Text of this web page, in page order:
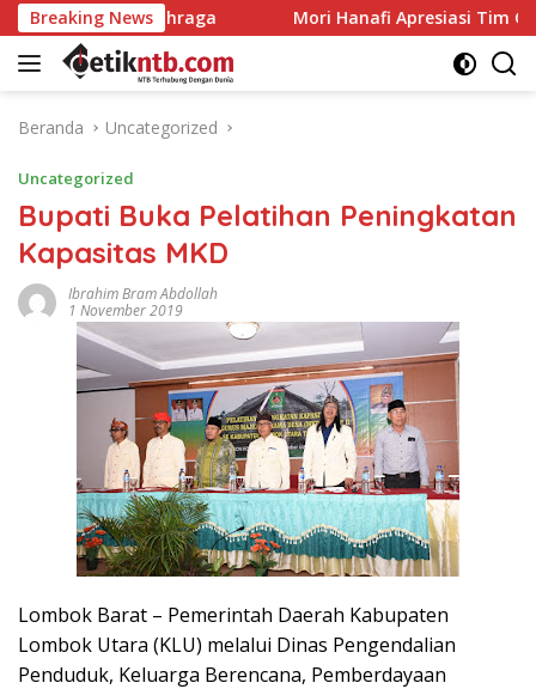
Langsung
ke
konten
Breaking News
Mori Hanafi Apresiasi Tim Gabungan Padamkan
Beranda Uncategorized
Uncategorized
Bupati Buka Pelatihan Peningkatan
Kapasitas MKD
Ibrahim Bram Abdollah
1 November 2019
Lombok Barat – Pemerintah Daerah Kabupaten
Lombok Utara (KLU) melalui Dinas Pengendalian
Penduduk, Keluarga Berencana, Pemberdayaan